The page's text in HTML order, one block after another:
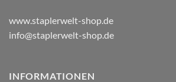
www.staplerwelt-shop.de
info@staplerwelt-shop.de
INFORMATIONEN